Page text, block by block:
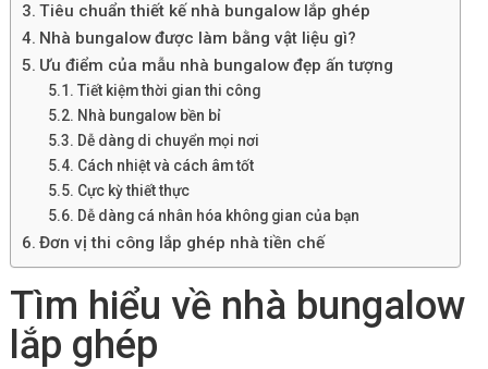
Tiêu chuẩn thiết kế nhà bungalow lắp ghép
Nhà bungalow được làm bằng vật liệu gì?
Ưu điểm của mẫu nhà bungalow đẹp ấn tượng
Tiết kiệm thời gian thi công
Nhà bungalow bền bỉ
Dễ dàng di chuyển mọi nơi
Cách nhiệt và cách âm tốt
Cực kỳ thiết thực
Dễ dàng cá nhân hóa không gian của bạn
Đơn vị thi công lắp ghép nhà tiền chế
Tìm hiểu về nhà bungalow
lắp ghép